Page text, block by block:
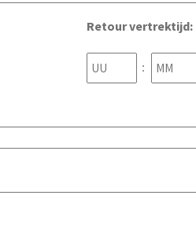
Retour vertrektijd:
:
Uren Minuten